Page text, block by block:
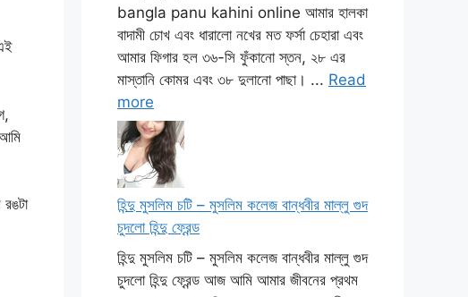
bangla panu kahini online আমার হালকা
বাদামী চোখ এবং ধারালো নখের মত ফর্সা চেহারা এবং
আমার ফিগার হল ৩৬-সি ফুঁকানো স্তন, ২৮ এর
মাস্তানি কোমর এবং ৩৮ দুলানো পাছা। ... Read
more
হিন্দু মুসলিম চটি – মুসলিম কলেজ বান্ধবীর মাল্লু গুদ
চুদলো হিন্দু ফ্রেন্ড
হিন্দু মুসলিম চটি – মুসলিম কলেজ বান্ধবীর মাল্লু গুদ
চুদলো হিন্দু ফ্রেন্ড আজ আমি আমার জীবনের প্রথম